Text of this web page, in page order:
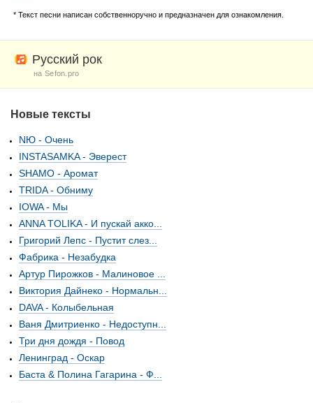
* Текст песни написан собственноручно и предназначен для ознакомления.
Русский рок
на Sefon.pro
Новые тексты
NЮ - Очень
INSTASAMKA - Эверест
SHAMO - Аромат
TRIDA - Обниму
IOWA - Мы
ANNA TOLIKA - И пускай акко...
Григорий Лепс - Пустит слез...
Фабрика - Незабудка
Артур Пирожков - Малиновое ...
Виктория Дайнеко - Нормальн...
DAVA - Колыбельная
Ваня Дмитриенко - Недоступн...
Три дня дождя - Повод
Ленинград - Оскар
Баста & Полина Гагарина - Ф...